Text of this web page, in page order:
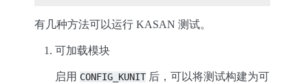
有几种方法可以运行 KASAN 测试。
可加载模块
启用 CONFIG_KUNIT后，可以将测试构建为可